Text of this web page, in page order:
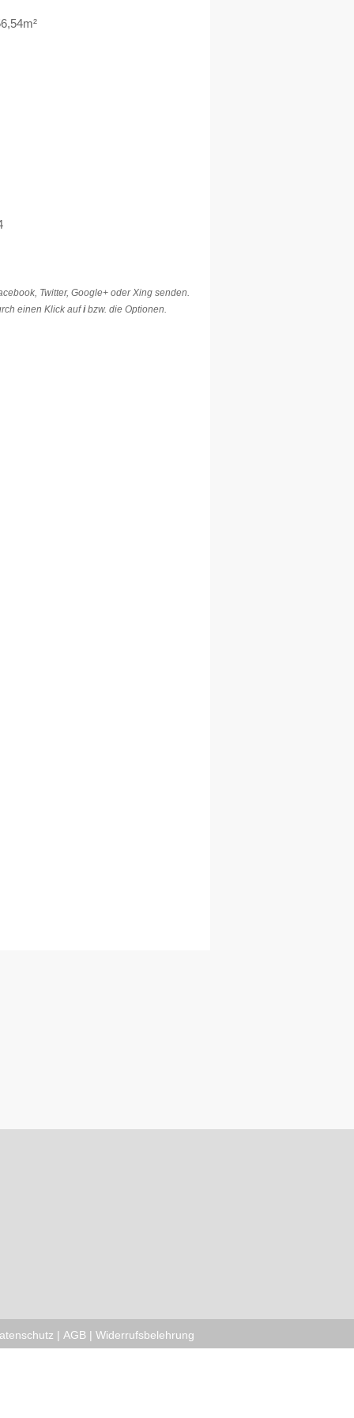
Twitter, Google+ oder Xing senden.
einen Klick aufibzw. die Optionen.
| AGB | Widerrufsbelehrung